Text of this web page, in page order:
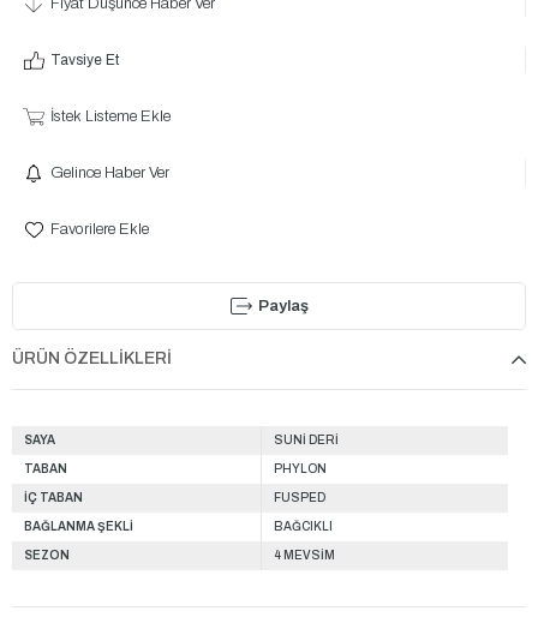
Fiyat Düşünce Haber Ver
Tavsiye Et
İstek Listeme Ekle
Gelince Haber Ver
Favorilere Ekle
Paylaş
ÜRÜN ÖZELLIKLERI
SAYA SUNİ DERİ
TABAN PHYLON
İÇ TABAN FUSPED
BAĞLANMA ŞEKLİ BAĞCIKLI
SEZON 4 MEVSİM